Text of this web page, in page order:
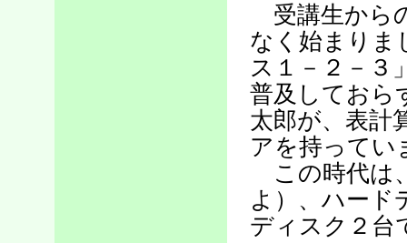
受講生から
なく始まりま
ス１－２－３
普及しておら
太郎が、表計
アを持ってい
この時代は
よ）、ハード
ディスク２台